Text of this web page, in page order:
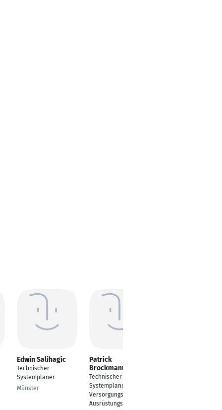
Edwin Salihagic
Technischer
Systemplaner
Münster
Patrick
Brockmann
Technischer
Systemplaner für
Versorgungs- und
Ausrüstungstechnik